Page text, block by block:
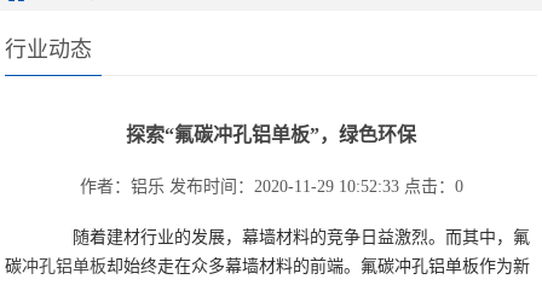
行业动态
探索“氟碳冲孔铝单板”，绿色环保
作者：铝乐 发布时间：2020-11-29 10:52:33 点击： 0
随着建材行业的发展，幕墙材料的竞争日益激烈。而其中，氟
碳冲孔铝单板却始终走在众多幕墙材料的前端。氟碳冲孔铝单板作为新